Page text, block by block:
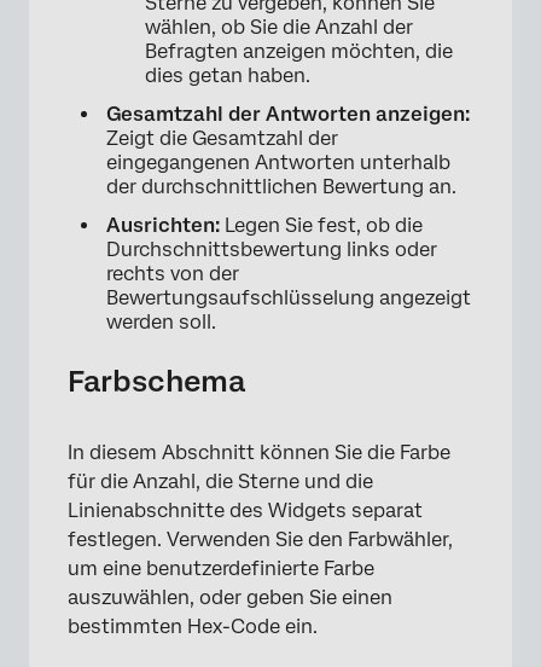
wählen, ob Sie die Anzahl der
Befragten anzeigen möchten, die
dies getan haben.
Gesamtzahl der Antworten anzeigen:
Zeigt die Gesamtzahl der
eingegangenen Antworten unterhalb
der durchschnittlichen Bewertung an.
Ausrichten: Legen Sie fest, ob die
Durchschnittsbewertung links oder
rechts von der
Bewertungsaufschlüsselung angezeigt
werden soll.
Farbschema
In diesem Abschnitt können Sie die Farbe
für die Anzahl, die Sterne und die
Linienabschnitte des Widgets separat
festlegen. Verwenden Sie den Farbwähler,
um eine benutzerdefinierte Farbe
auszuwählen, oder geben Sie einen
bestimmten Hex-Code ein.